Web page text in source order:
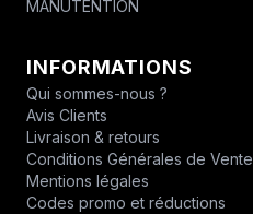
MANUTENTION
INFORMATIONS
Qui sommes-nous ?
Avis Clients
Livraison & retours
Conditions Générales de Vente
Mentions légales
Codes promo et réductions